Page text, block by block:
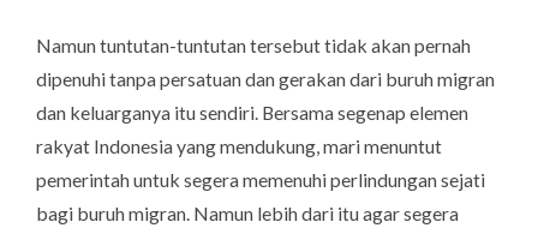
Namun tuntutan-tuntutan tersebut tidak akan pernah
dipenuhi tanpa persatuan dan gerakan dari buruh migran
dan keluarganya itu sendiri. Bersama segenap elemen
rakyat Indonesia yang mendukung, mari menuntut
pemerintah untuk segera memenuhi perlindungan sejati
bagi buruh migran. Namun lebih dari itu agar segera